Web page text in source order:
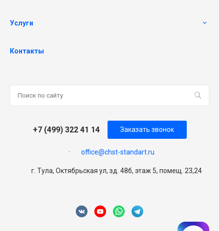
Услуги
Контакты
+7 (499) 322 41 14
office@chst-standart.ru
Заказать звонок
г. Тула, Октябрьская ул, зд. 48б, этаж 5, помещ. 23,24